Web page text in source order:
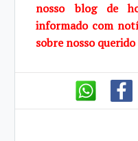
nosso blog de
informado com
sobre nosso